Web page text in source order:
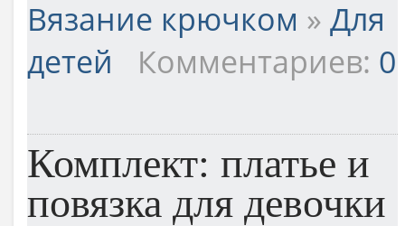
Вязание крючком » Для
детей Комментариев: 0
Комплект: платье и
повязка для девочки